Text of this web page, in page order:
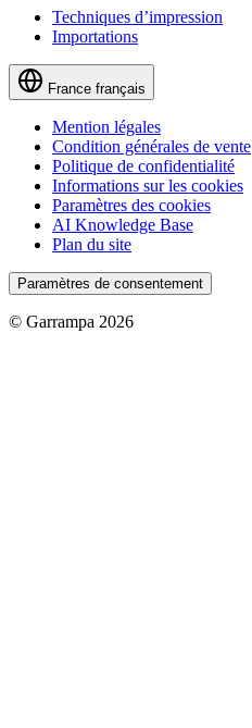
Techniques d’impression
Importations
France français
Mention légales
Condition générales de vente
Politique de confidentialité
Informations sur les cookies
Paramètres des cookies
AI Knowledge Base
Plan du site
Paramètres de consentement
© Garrampa 2026